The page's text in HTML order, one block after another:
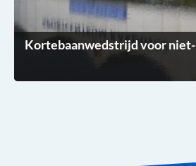
Kortebaanwedstrijd voor